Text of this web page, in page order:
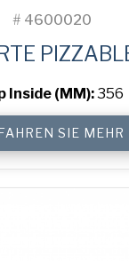
# 4600020
Inside (MM):356
SIE MEHR